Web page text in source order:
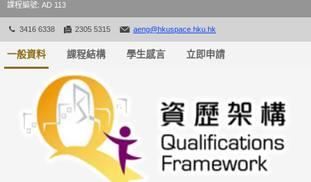
課程編號: AD 113
3416 6338 2305 5315 aeng@hkuspace.hku.hk
一般資料 課程結構 學生感言 立即申請